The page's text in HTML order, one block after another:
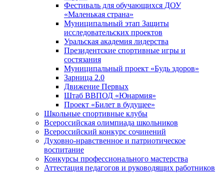
Фестиваль для обучающихся ДОУ
«Маленькая страна»
Муниципальный этап Защиты
исследовательских проектов
Уральская академия лидерства
Президентские спортивные игры и
состязания
Муниципальный проект «Будь здоров»
Зарница 2.0
Движение Первых
Штаб ВВПОД «Юнармия»
Проект «Билет в будущее»
Школьные спортивные клубы
Всероссийская олимпиада школьников
Всероссийский конкурс сочинений
Духовно-нравственное и патриотическое
воспитание
Конкурсы профессионального мастерства
Аттестация педагогов и руководящих работников